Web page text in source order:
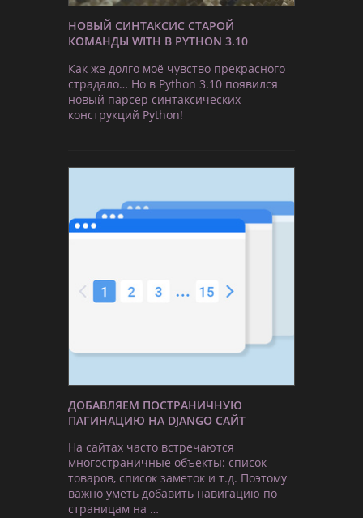
НОВЫЙ СИНТАКСИС СТАРОЙ
КОМАНДЫ WITH В PYTHON 3.10
Как же долго моё чувство прекрасного
страдало… Но в Python 3.10 появился
новый парсер синтаксических
конструкций Python!
ДОБАВЛЯЕМ ПОСТРАНИЧНУЮ
ПАГИНАЦИЮ НА DJANGO САЙТ
На сайтах часто встречаются
многостраничные объекты: список
товаров, список заметок и т.д. Поэтому
важно уметь добавить навигацию по
страницам на …